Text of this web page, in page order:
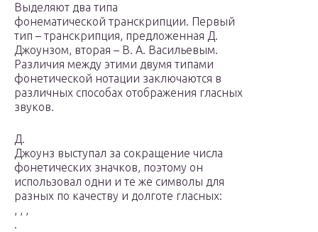
Выделяют два типа
фонематической транскрипции. Первый
тип – транскрипция, предложенная Д.
Джоунзом, вторая – В. А. Васильевым.
Различия между этими двумя типами
фонетической нотации заключаются в
различных способах отображения гласных
звуков.
Д.
Джоунз выступал за сокращение числа
фонетических значков, поэтому он
использовал одни и те же символы для
разных по качеству и долготе гласных:
, , ,
.